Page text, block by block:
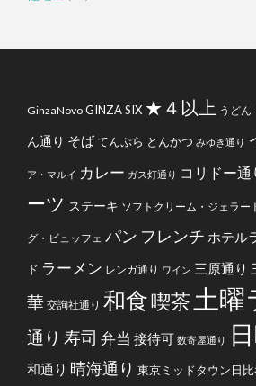
GinzaNovo GINZA SIX ★４以上 うどん
ん通り そばてんぷら とんかつ みゆき通り
ア・マルイ カレー ガス灯通り コリドー通
ーツ ステーキ ソフトクリーム・ジェラー
グ・ビュッフェ パン フレンチ ホテル
ド ラーメン レンガ通り ワイン 三原通り
華 交詢社通り 和食喫茶 土曜
通り 寿司 弁当 接待可 数寄屋通り
和通り 晴海通り 東京ミッドタウン日